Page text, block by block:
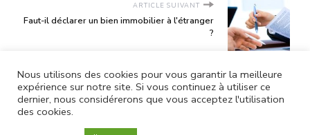
ARTICLE SUIVANT
Faut-il déclarer un bien immobilier à l'étranger
?
Nous utilisons des cookies pour vous garantir la meilleure
expérience sur notre site. Si vous continuez à utiliser ce
dernier, nous considérerons que vous acceptez l'utilisation
des cookies.